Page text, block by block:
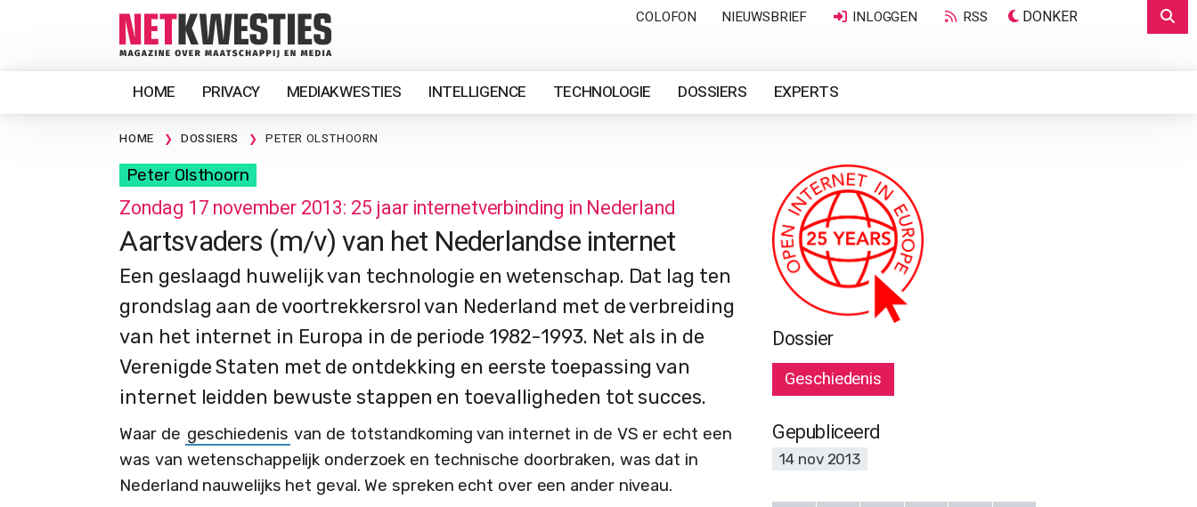
COLOFON NIEUWSBRIEF INLOGGEN RSS DONKER
HOME PRIVACY MEDIAKWESTIES INTELLIGENCE TECHNOLOGIE DOSSIERS EXPERTS
HOME DOSSIERS PETER OLSTHOORN
Peter Olsthoorn
Zondag 17 november 2013: 25 jaar internetverbinding in Nederland
Aartsvaders (m/v) van het Nederlandse internet
Een geslaagd huwelijk van technologie en wetenschap. Dat lag ten
grondslag aan de voortrekkersrol van Nederland met de verbreiding
van het internet in Europa in de periode 1982-1993. Net als in de
Verenigde Staten met de ontdekking en eerste toepassing van
internet leidden bewuste stappen en toevalligheden tot succes.
Waar de geschiedenis van de totstandkoming van internet in de VS er echt een
was van wetenschappelijk onderzoek en technische doorbraken, was dat in
Nederland nauwelijks het geval. We spreken echt over een ander niveau.
Dossier
Geschiedenis
Gepubliceerd
14 nov 2013